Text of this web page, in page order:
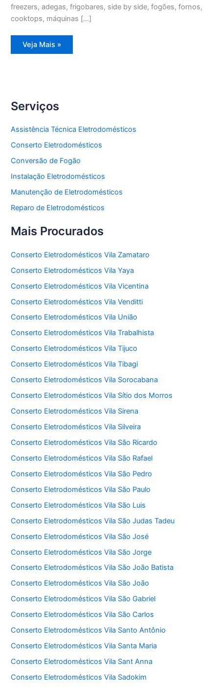
freezers, adegas, frigobares, side by side, fogões, fornos,
cooktops, máquinas […]
Assistência
Técnica
Veja Mais »
Serviços
Assistência Técnica Eletrodomésticos
Conserto Eletrodomésticos
Conversão de Fogão
Instalação Eletrodomésticos
Manutenção de Eletrodomésticos
Reparo de Eletrodomésticos
Mais Procurados
Conserto Eletrodomésticos Vila Zamataro
Conserto Eletrodomésticos Vila Yaya
Conserto Eletrodomésticos Vila Vicentina
Conserto Eletrodomésticos Vila Venditti
Conserto Eletrodomésticos Vila União
Conserto Eletrodomésticos Vila Trabalhista
Conserto Eletrodomésticos Vila Tijuco
Conserto Eletrodomésticos Vila Tibagi
Conserto Eletrodomésticos Vila Sorocabana
Conserto Eletrodomésticos Vila Sítio dos Morros
Conserto Eletrodomésticos Vila Sirena
Conserto Eletrodomésticos Vila Silveira
Conserto Eletrodomésticos Vila São Ricardo
Conserto Eletrodomésticos Vila São Rafael
Conserto Eletrodomésticos Vila São Pedro
Conserto Eletrodomésticos Vila São Paulo
Conserto Eletrodomésticos Vila São Luis
Conserto Eletrodomésticos Vila São Judas Tadeu
Conserto Eletrodomésticos Vila São José
Conserto Eletrodomésticos Vila São Jorge
Conserto Eletrodomésticos Vila São João Batista
Conserto Eletrodomésticos Vila São João
Conserto Eletrodomésticos Vila São Gabriel
Conserto Eletrodomésticos Vila São Carlos
Conserto Eletrodomésticos Vila Santo Antônio
Conserto Eletrodomésticos Vila Santa Maria
Conserto Eletrodomésticos Vila Sant Anna
Conserto Eletrodomésticos Vila Sadokim